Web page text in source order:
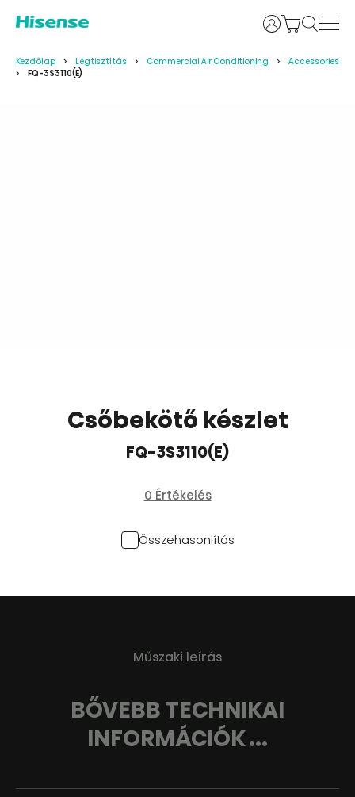
Bejelentkezés
Kezdőlap Légtisztítás Commercial Air Conditioning
Accessories
FQ-3S3110(E)
Csőbekötő készlet
FQ-3S3110(E)
0 Értékelés
Összehasonlítás
Műszaki leírás
BŐVEBB TECHNIKAI
INFORMÁCIÓK ...